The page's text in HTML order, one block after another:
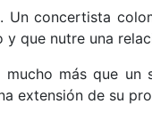
Un concertista
que nutre una
más que un
extensión de su